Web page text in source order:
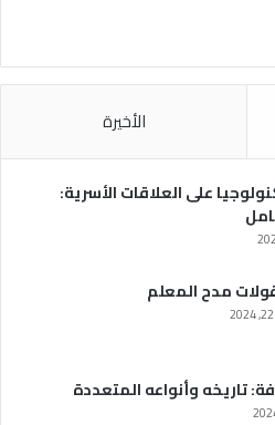
الأخيرة
على العلاقات الأسرية:
مدح المعلم
تاريخه وأنواعه المتعددة